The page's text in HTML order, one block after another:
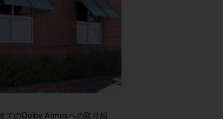
でのDolby Atmosへの取り組